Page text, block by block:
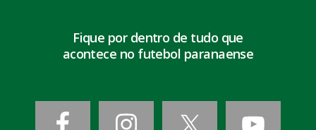
Fique por dentro de tudo que
acontece no futebol paranaense